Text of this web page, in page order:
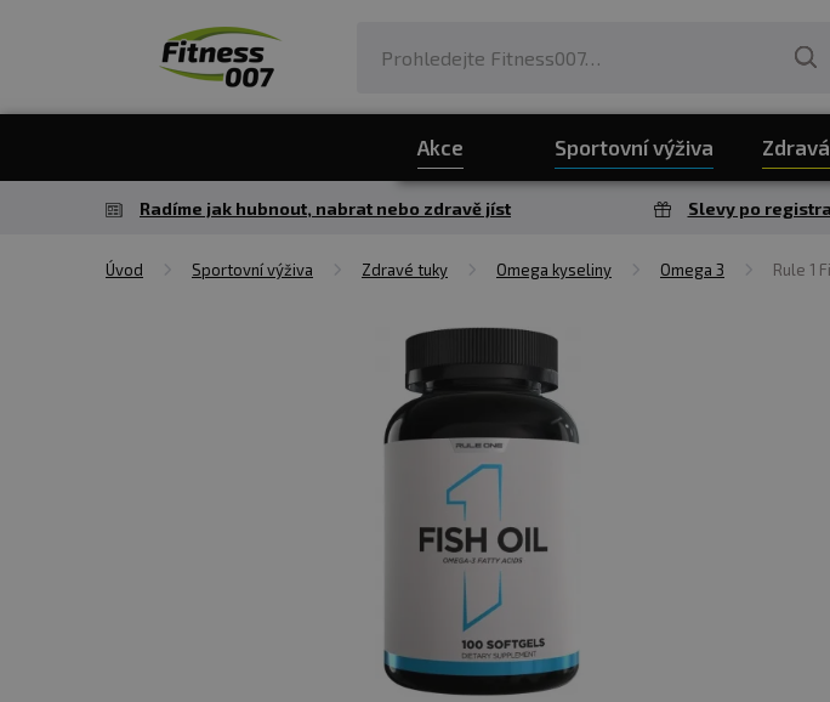
Akce Sportovní výživa
Radíme jak hubnout, nabrat nebo zdravě jíst Slevy po
Úvod Sportovní výživa Zdravé tuky Omega kyseliny Omega 3 Rule 1